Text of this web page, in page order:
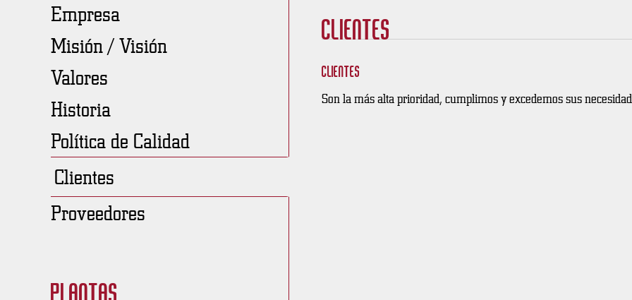
Clientes
Clientes
Son la más alta prioridad, cumplimos y excedemos sus
Empresa
Misión / Visión
Valores
Historia
Política de Calidad
Clientes
Proveedores
Plantas